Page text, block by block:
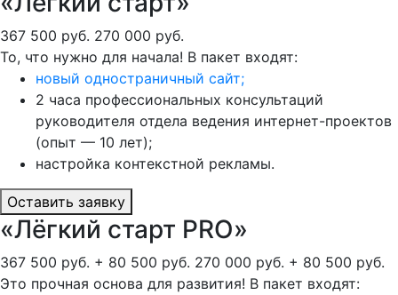
367 500 руб. 270 000 руб.
То, что нужно для начала! В пакет входят:
новый одностраничный сайт;
2 часа профессиональных консультаций
руководителя отдела ведения интернет-проектов
(опыт — 10 лет);
настройка контекстной рекламы.
Оставить заявку
«Лёгкий старт PRO»
367 500 руб. + 80 500 руб. 270 000 руб. + 80 500 руб.
Это прочная основа для развития! В пакет входят: